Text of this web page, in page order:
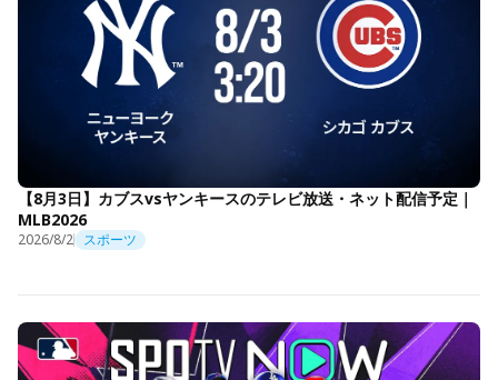
【8月3日】カブスvsヤンキースのテレビ放送・ネット配信予定｜
MLB2026
2026/8/2 スポーツ